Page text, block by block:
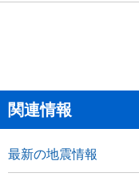
関連情報
最新の地震情報